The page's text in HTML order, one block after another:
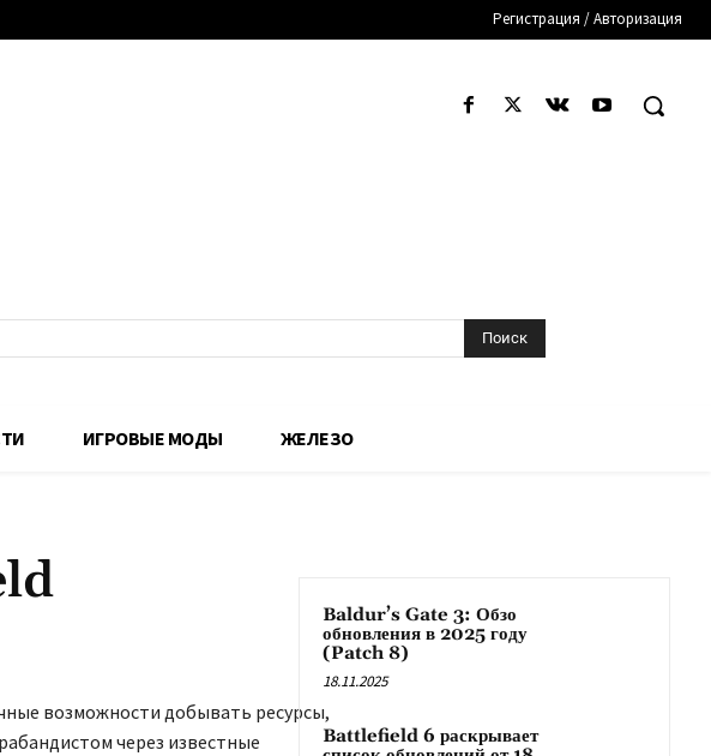
Регистрация / Авторизация
Поиск
ИГРОВЫЕ МОДЫ ЖЕЛЕЗО
возможности добывать ресурсы,
через известные
Baldur’s Gate 3: Обзо
обновления в 2025 году
(Patch 8)
18.11.2025
Battlefield 6 раскрывает